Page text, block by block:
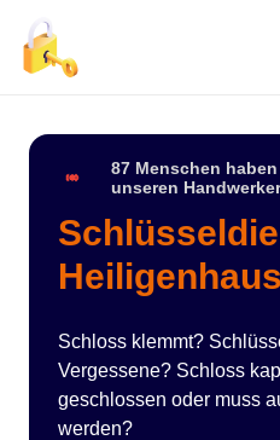
87 Menschen
unseren
Schloss klemmt?
Vergessene? Schloss
geschlossen oder muss
werden?